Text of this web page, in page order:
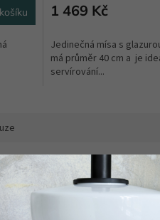
1 469 Kč
Jedinečná mísa s
má průměr 40 cm a je
servírování...